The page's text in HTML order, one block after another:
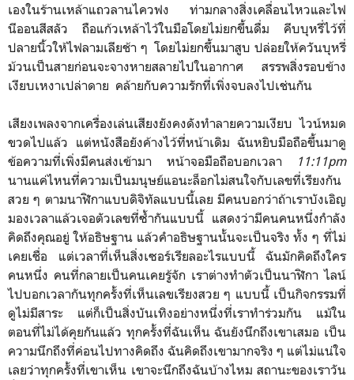
เองในร้านเหล้าแถวลานไควฟง ท่ามกลางสิ่งเคลื่อนไหวและไฟ
นีออนสีสลัว ถือแก้วเหล้าไว้ในมือโดยไม่ยกขึ้นดื่ม คีบบุหรี่ไว้ที่
ปลายนิ้วให้ไฟลามเลียช้า ๆ โดยไม่ยกขึ้นมาสูบ ปล่อยให้ควันบุหรี่
ม้วนเป็นสายก่อนจะจางหายสลายไปในอากาศ สรรพสิ่งรอบข้าง
เงียบเหงาเปล่าดาย คล้ายกับความรักที่เพิ่งจบลงไปเช่นกัน
เสียงเพลงจากเครื่องเล่นเสียงยังคงดังทำลายความเงียบ ไวน์หมด
ขวดไปแล้ว แต่หนังสือยังค้างไว้ที่หน้าเดิม ฉันหยิบมือถือขึ้นมาดู
ข้อความที่เพิ่งมีคนส่งเข้ามา หน้าจอมือถือบอกเวลา
11:11pm
นานแค่ไหนที่ความเป็นมนุษย์แอนะล็อกไม่สนใจกับเลขที่เรียงกัน
สวย ๆ ตามนาฬิกาแบบดิจิทัลแบบนี้เลย มีคนบอกว่าถ้าเราบังเอิญ
มองเวลาแล้วเจอตัวเลขที่ซ้ำกันแบบนี้ แสดงว่ามีคนคนหนึ่งกำลัง
คิดถึงคุณอยู่ ให้อธิษฐาน แล้วคำอธิษฐานนั้นจะเป็นจริง ทั้ง ๆ ที่ไม่
เคยเชื่อ แต่เวลาที่เห็นสิ่งเซอร์เรียลอะไรแบบนี้ ฉันมักคิดถึงใคร
คนหนึ่ง คนที่กลายเป็นคนเคยรู้จัก เราต่างทำตัวเป็นนาฬิกา ไลน์
ไปบอกเวลากันทุกครั้งที่เห็นเลขเรียงสวย ๆ แบบนี้ เป็นกิจกรรมที่
ดูไม่มีสาระ แต่ก็เป็นสิ่งบันเทิงอย่างหนึ่งที่เราทำร่วมกัน แม้ใน
ตอนที่ไม่ได้คุยกันแล้ว ทุกครั้งที่ฉันเห็น ฉันยังนึกถึงเขาเสมอ เป็น
ความนึกถึงที่ค่อนไปทางคิดถึง ฉันคิดถึงเขามากจริง ๆ แต่ไม่แน่ใจ
เลยว่าทุกครั้งที่เขาเห็น เขาจะนึกถึงฉันบ้างไหม สถานะของเราวัน